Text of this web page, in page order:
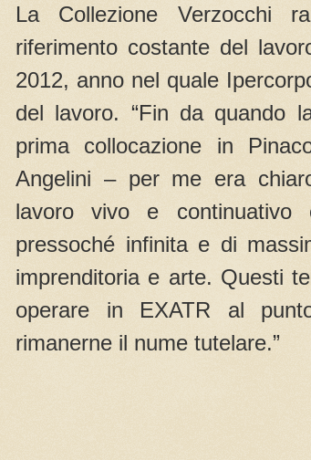
La Collezione Verzocchi
riferimento costante del
2012, anno nel quale
del lavoro. “Fin da quando
prima collocazione in
Angelini – per me era
lavoro vivo e
pressoché infinita e di
imprenditoria e arte. Questi
operare in EXATR al
rimanerne il nume tutelare.”